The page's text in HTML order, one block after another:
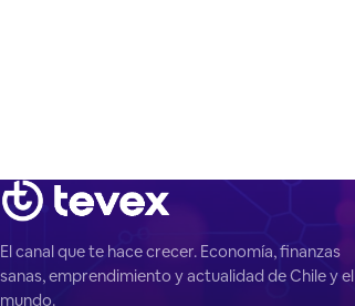
El canal que te hace crecer. Economía, finanzas
sanas, emprendimiento y actualidad de Chile y el
mundo.